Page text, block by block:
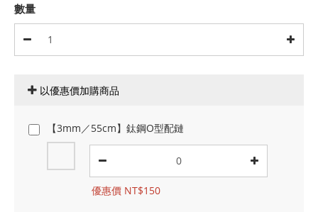
數量
以優惠價加購商品
【3mm／55cm】鈦鋼O型配鏈
優惠價 NT$150